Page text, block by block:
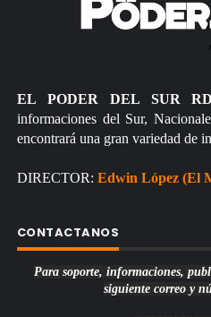
EL PODER DEL SUR RD
informaciones del Sur,
encontrará una gran variedad de
DIRECTOR: Edwin López (El
CONTACTANOS
Para soporte, informaciones,
siguiente correo y